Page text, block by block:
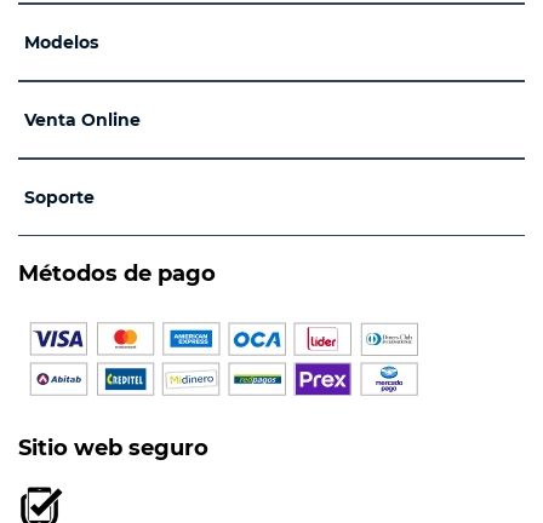
Modelos
Venta Online
Soporte
Métodos de pago
Sitio web seguro